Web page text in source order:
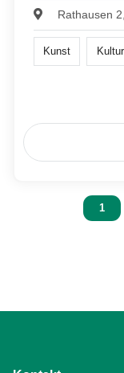
Rathausen
Kunst Kultur
1